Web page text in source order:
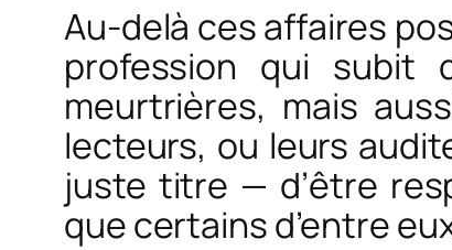
Au-delà ces affaires
profession qui subit
meurtrières, mais
lecteurs, ou leurs
juste titre — d’être
que certains d’entre